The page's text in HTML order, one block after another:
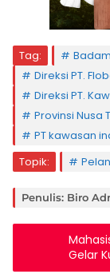
Tag:
Direksi PT.
Direksi PT.
Provinsi Nusa
PT kawasan
Topik:
Penulis: Biro
Gelar
Luhur